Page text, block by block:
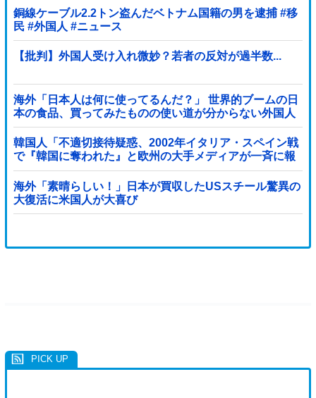
銅線ケーブル2.2トン盗んだベトナム国籍の男を逮捕 #移
民 #外国人 #ニュース
【批判】外国人受け入れ微妙？若者の反対が過半数...
海外「日本人は何に使ってるんだ？」 世界的ブームの日
本の食品、買ってみたものの使い道が分からない外国人
が続出
韓国人「不適切接待疑惑、2002年イタリア・スペイン戦
で『韓国に奪われた』と欧州の大手メディアが一斉に報
道！」
海外「素晴らしい！」日本が買収したUSスチール驚異の
大復活に米国人が大喜び